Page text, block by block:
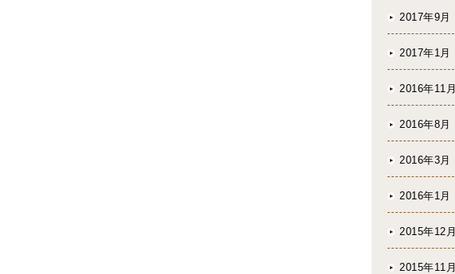
2017年9月
2017年1月
2016年11月
2016年8月
2016年3月
2016年1月
2015年12月
2015年11月